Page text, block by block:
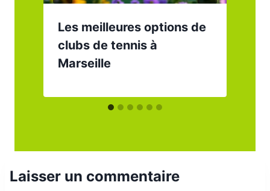
Les meilleures options de
clubs de tennis à
Marseille
Laisser un commentaire